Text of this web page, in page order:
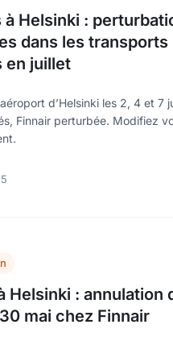
à Helsinki :
dans les transports
en juillet
d’Helsinki les 2, 4 et 7
Finnair perturbée. Modifiez
Helsinki : annulation
mai chez Finnair